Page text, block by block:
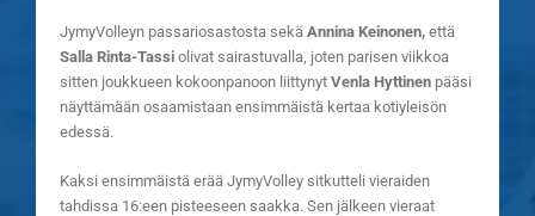
JymyVolleyn passariosastosta sekä Annina Keinonen, että
Salla Rinta-Tassi olivat sairastuvalla, joten parisen viikkoa
sitten joukkueen kokoonpanoon liittynyt Venla Hyttinen pääsi
näyttämään osaamistaan ensimmäistä kertaa kotiyleisön
edessä.
Kaksi ensimmäistä erää JymyVolley sitkutteli vieraiden
tahdissa 16:een pisteeseen saakka. Sen jälkeen vieraat